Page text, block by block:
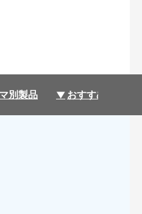
別製品 おすすめ製品コ